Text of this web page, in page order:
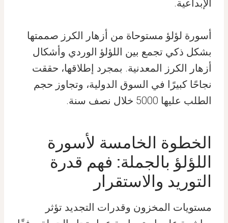
الإبداعية.
أسورة لؤلؤ مستوحاة من أزهار الكرز صممتها
بشكل ذكي تجمع بين اللؤلؤ الوردي وأشكال
أزهار الكرز المعدنية. بمجرد إطلاقها، حققت
نجاحًا كبيرًا في السوق الدولية، وتجاوز حجم
الطلب عليها 5000 خلال نصف سنة.
الخطوة الخامسة لأسورة
اللؤلؤ بالجملة: فهم قدرة
التوريد والاستقرار
مستويات المخزون وقدرات التجديد تؤثر